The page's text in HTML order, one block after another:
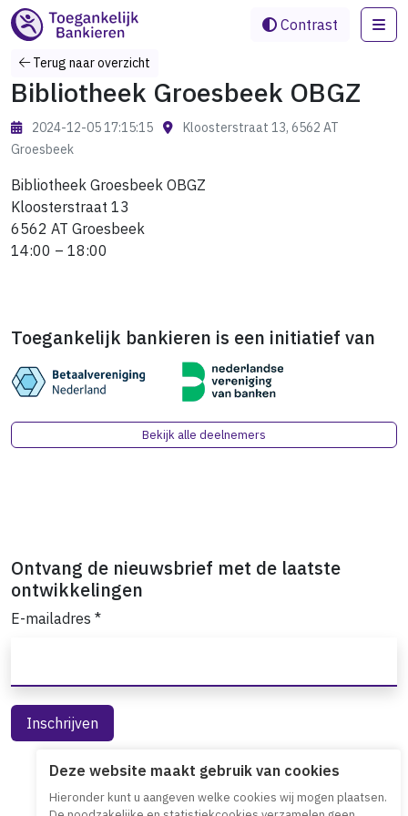
Contrast
Terug naar overzicht
Bibliotheek Groesbeek OBGZ
2024-12-05 17:15:15
Kloosterstraat 13, 6562 AT
Groesbeek
Bibliotheek Groesbeek OBGZ
Kloosterstraat 13
6562 AT Groesbeek
14:00 – 18:00
Toegankelijk bankieren is een initiatief van
Bekijk alle deelnemers
Ontvang de nieuwsbrief met de laatste
ontwikkelingen
E-mailadres *
Deze website maakt gebruik van cookies
Hieronder kunt u aangeven welke cookies wij mogen plaatsen.